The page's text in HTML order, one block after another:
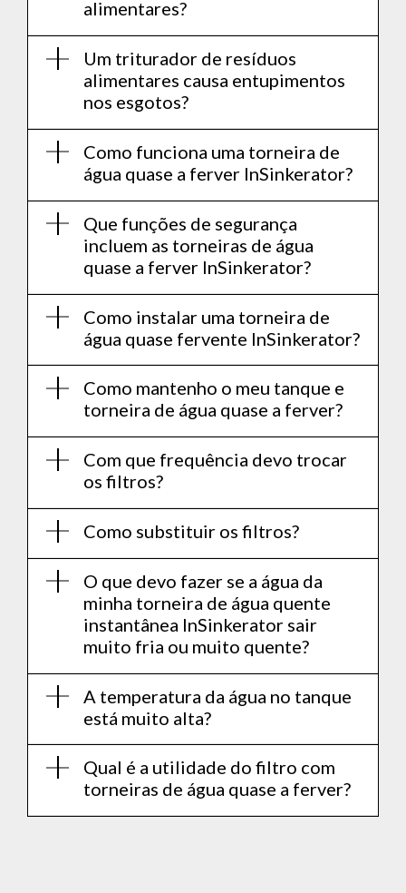
alimentares?
Um triturador de resíduos
alimentares causa entupimentos
nos esgotos?
Como funciona uma torneira de
água quase a ferver InSinkerator?
Que funções de segurança
incluem as torneiras de água
quase a ferver InSinkerator?
Como instalar uma torneira de
água quase fervente InSinkerator?
Como mantenho o meu tanque e
torneira de água quase a ferver?
Com que frequência devo trocar
os filtros?
Como substituir os filtros?
O que devo fazer se a água da
minha torneira de água quente
instantânea InSinkerator sair
muito fria ou muito quente?
A temperatura da água no tanque
está muito alta?
Qual é a utilidade do filtro com
torneiras de água quase a ferver?